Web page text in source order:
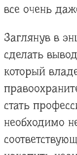
все очень
Заглянув в
сделать
который
стать
необходимо